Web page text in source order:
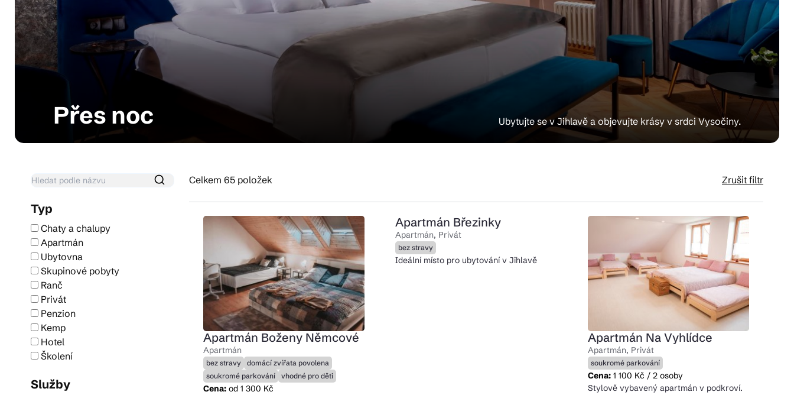
Praktické info
Kam vyrazit
DE
Přes noc Ubytujte se v Jihlavě a objevujte krásy v srdci Vysočiny.
Typ
Chaty a chalupy
Apartmán
Ubytovna
Skupinové pobyty
Ranč
Privát
Penzion
Kemp
Hotel
Školení
Služby
Celkem 65 položek Zrušit filtr
Apartmán Boženy Němcové
Apartmán
bez stravy
domácí zvířata povolena
soukromé parkování
vhodné pro děti
Cena:od 1 300 Kč
Apartmán Březinky
Apartmán, Privát
bez stravy
Ideální místo pro ubytování v Jihlavě
Apartmán Na Vyhlídce
Apartmán, Privát
soukromé parkování
Cena: 1 100 Kč / 2 osoby
Stylově vybavený apartmán v podkroví.